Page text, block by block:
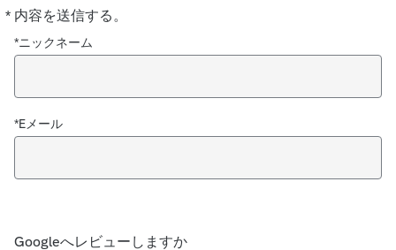
* 内容を送信する。
必
須
*ニックネーム
*Eメール
Googleへレビューしますか